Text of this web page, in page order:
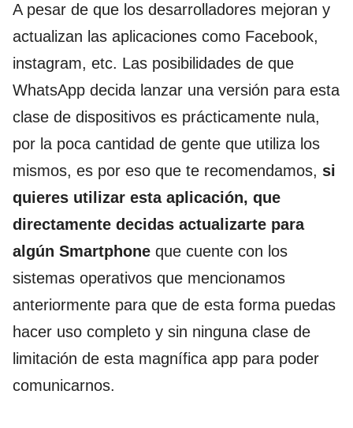
A pesar de que los desarrolladores mejoran y
actualizan las aplicaciones como Facebook,
instagram, etc. Las posibilidades de que
WhatsApp decida lanzar una versión para esta
clase de dispositivos es prácticamente nula,
por la poca cantidad de gente que utiliza los
mismos, es por eso que te recomendamos, si
quieres utilizar esta aplicación, que
directamente decidas actualizarte para
algún Smartphone que cuente con los
sistemas operativos que mencionamos
anteriormente para que de esta forma puedas
hacer uso completo y sin ninguna clase de
limitación de esta magnífica app para poder
comunicarnos.